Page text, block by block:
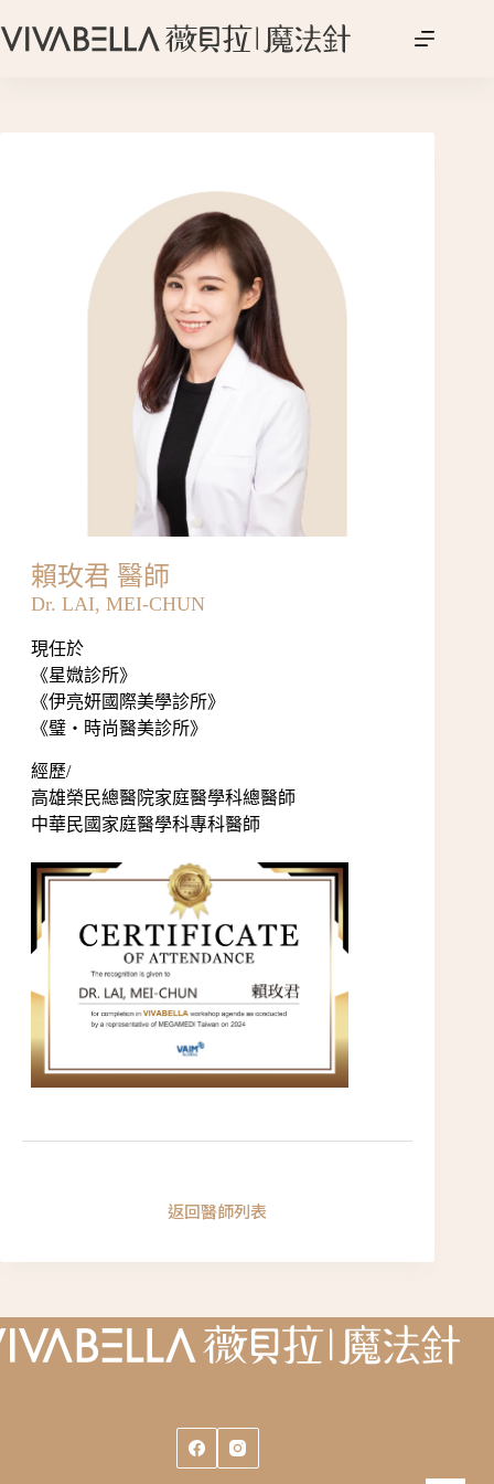
至
賴玫君 醫師
Dr. LAI, MEI-CHUN
現任於
《星媺診所》
《伊亮妍國際美學診所》
《璧‧時尚醫美診所》
經歷/
高雄榮民總醫院家庭醫學科總醫師
中華民國家庭醫學科專科醫師
返回醫師列表